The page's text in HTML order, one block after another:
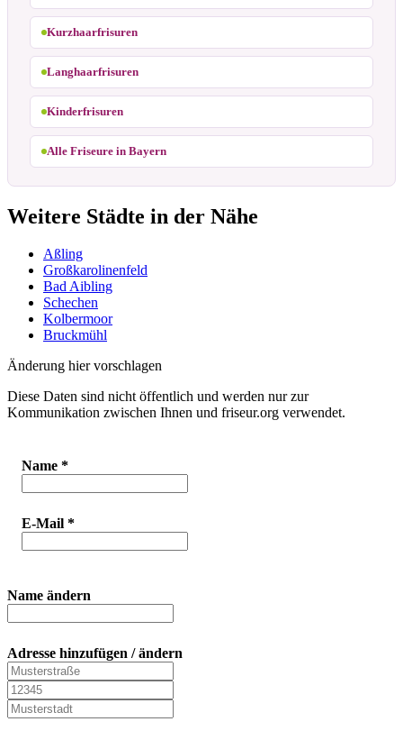
Kurzhaarfrisuren
Langhaarfrisuren
Kinderfrisuren
Alle Friseure in Bayern
Weitere Städte in der Nähe
Aßling
Großkarolinenfeld
Bad Aibling
Schechen
Kolbermoor
Bruckmühl
Änderung hier vorschlagen
Diese Daten sind nicht öffentlich und werden nur zur
Kommunikation zwischen Ihnen und friseur.org verwendet.
Name *
E-Mail *
Name ändern
Adresse hinzufügen / ändern